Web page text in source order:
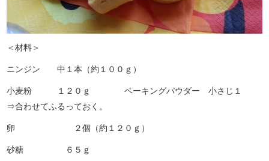
＜材料＞
ニンジン 中１本（約１００ｇ）
小麦粉 １２０ｇ ベーキングパウダー 小さじ１
⇒合わせてふるっておく。
卵 ２個（約１２０ｇ）
砂糖 ６５ｇ